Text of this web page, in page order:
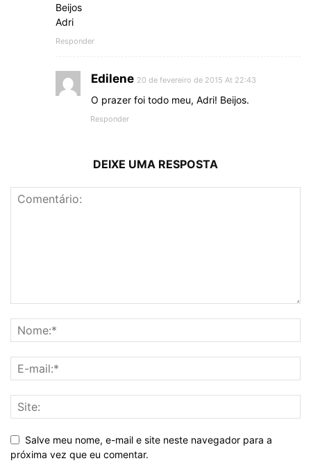
Beijos
Adri
Responder
Edilene 20 de fevereiro de 2015 At 22:43
O prazer foi todo meu, Adri! Beijos.
Responder
DEIXE UMA RESPOSTA
Salve meu nome, e-mail e site neste navegador para a
próxima vez que eu comentar.